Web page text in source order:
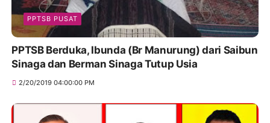
PPTSB PUSAT
PPTSB Berduka, Ibunda (Br Manurung) dari Saibun
Sinaga dan Berman Sinaga Tutup Usia
2/20/2019 04:00:00 PM